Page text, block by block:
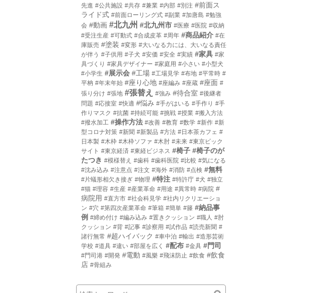
先進 #公共施設 #共存 #兼業 #内部 #別注 #前面ス
ライド式 #前面ローリング式 #副業 #加唐島 #勉強
会 #動画 #北九州 #北九州市 #医療 #医院 #収納
#受注生産 #可動式 #合成皮革 #周年 #商品紹介 #在
庫販売 #塗装 #変形 #大いなる力には、大いなる責任
が伴う #子供用 #子犬 #安価 #安全 #実績 #家具 #家
具づくり #家具デザイナー #家庭用 #小さい #小型犬
#小学生 #展示会 #工場 #工場見学 #布地 #平常時 #
平枘 #年末年始 #座り心地 #座編み #座蔵 #座面 #
張り分け #張地 #張替え #強み #待合室 #後継者
問題 #応接室 #快適 #悩み #手がはいる #手作り #手
作りマスク #抗菌 #持続可能 #挑戦 #授業 #搬入方法
#撥水加工 #操作方法 #改善 #教育 #数学 #新作 #新
型コロナ対策 #新聞 #新製品 #方法 #日本茶カフェ #
日本製 #木枠 #木枠ソファ #木肘 #未来 #東京ビック
サイト #東京経済 #東経ビジネス #椅子 #椅子のが
たつき #模様替え #歯科 #歯科医院 #比較 #気になる
#沈み込み #注意点 #注文 #海外 #消防 #点検 #無料
#片蟻形相欠き接ぎ #物理 #特注 #特許庁 #犬 #独立
#猫 #理容 #生産 #産業革命 #用途 #異常時 #病院 #
病院用 #直方市 #社会科見学 #社内リクリエーショ
ン #穴 #第四次産業革命 #筆箱 #簡単 #籐 #納品事
例 #締め付け #編み込み #置きクッション #職人 #肘
クッション #背 #記事 #診察用 #試作品 #読売新聞 #
諸行無常 #超ハイバック #車中泊 #輸出 #造形芸術
学校 #道具 #違い #部屋を広く #配布 #金具 #門司
#門司港 #開発 #電動 #風樂 #飛沫防止 #飲食 #飲食
店 #骨組み